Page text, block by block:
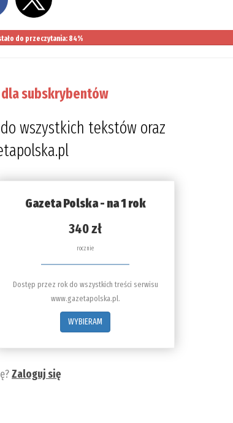
do przeczytania: 84%
subskrybentów
wszystkich tekstów oraz
Gazeta Polska - na 1 rok
340 zł
rocznie
Dostęp przez rok do wszystkich treści serwisu
www.gazetapolska.pl.
WYBIERAM
Zaloguj się